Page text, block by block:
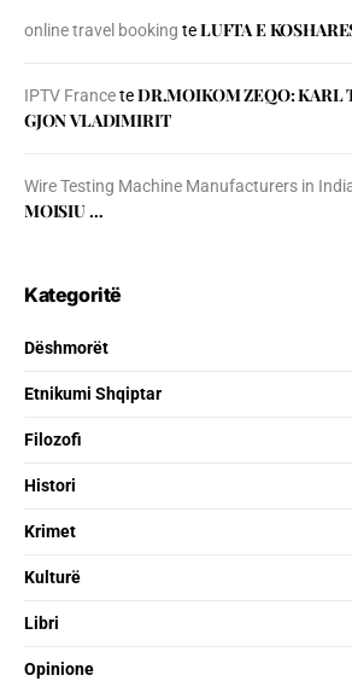
online travel booking teLUFTA E
IPTV FranceteDR.MOIKOM ZEQO: KARL
GJON VLADIMIRIT
Wire Testing Machine Manufacturers in
MOISIU …
Kategoritë
Dëshmorët
Etnikumi Shqiptar
Filozofi
Histori
Krimet
Kulturë
Libri
Opinione